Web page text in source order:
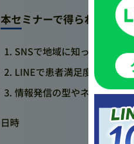
本セミナーで得られる3つの
SNSで地域に知ってもらう
LINEで患者満足度を高め
情報発信の型やネタの考え
日時